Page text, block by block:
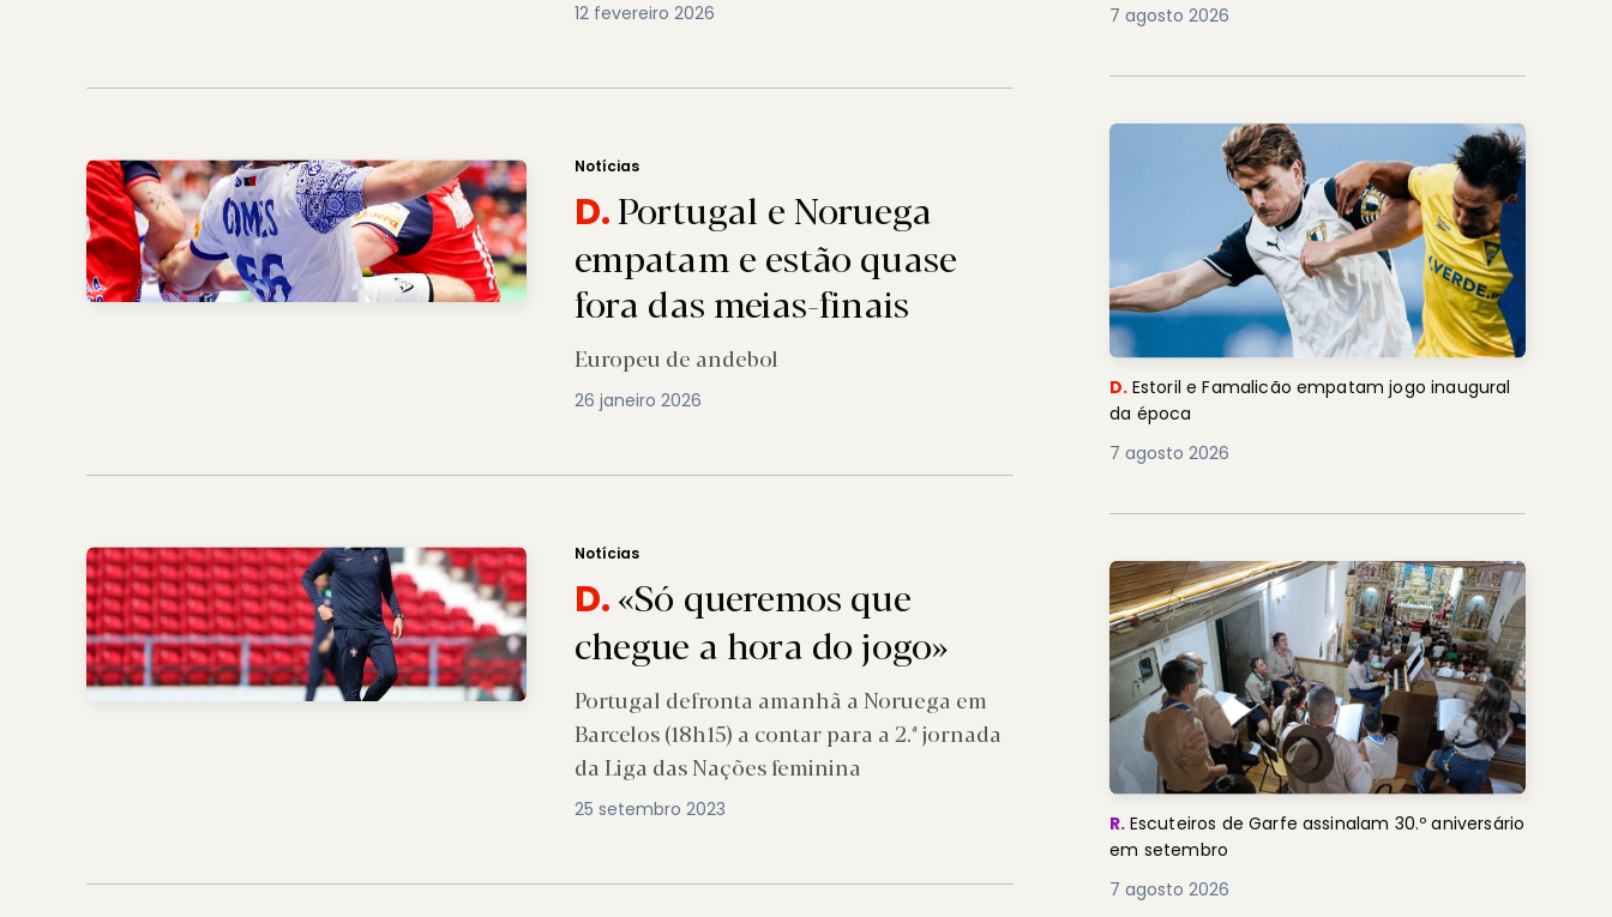
12 fevereiro 2026
Notícias
D.Portugal e Noruega
empatam e estão quase
fora das meias-finais
Europeu de andebol
26 janeiro 2026
Notícias
D.«Só queremos que
chegue a hora do jogo»
Portugal defronta amanhã a Noruega em
Barcelos (18h15) a contar para a 2.ª jornada
da Liga das Nações feminina
25 setembro 2023
7 agosto 2026
D. Estoril e Famalicão empatam jogo inaugural
da época
7 agosto 2026
R. Escuteiros de Garfe assinalam 30.º aniversário
em setembro
7 agosto 2026